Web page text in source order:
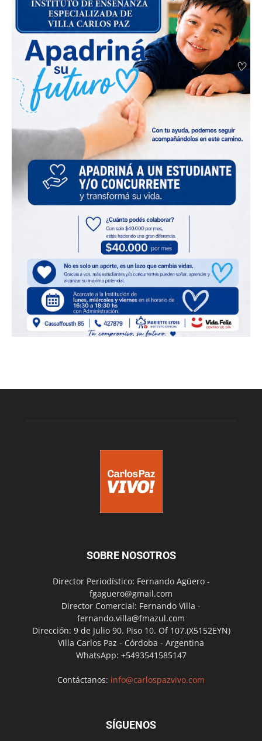
SOBRE NOSOTROS
Director Periodístico: Fernando Agüero -
fgaguero@gmail.com
Director Comercial: Fernando Villa -
fernando.villa@fmazul.com
Dirección: 9 de Julio 90. Piso 10. Of 107.(X5152EYN)
Villa Carlos Paz - Córdoba - Argentina
WhatsApp: +5493541585147
Contáctanos: info@carlospazvivo.com
SÍGUENOS